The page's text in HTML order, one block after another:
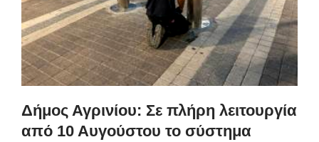
Δήμος Αγρινίου: Σε πλήρη λειτουργία
από 10 Αυγούστου το σύστημα